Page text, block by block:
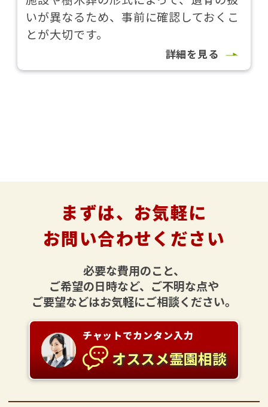
いが異なるため、事前に確認しておくこ
とが大切です。
詳細を見る
まずは、お気軽に
お問い合わせください
必要な費用のこと、
ご希望の日時など、ご不明な点や
ご要望などはお気軽にご相談ください。
チャットでカンタン入力
オススメ霊園相談